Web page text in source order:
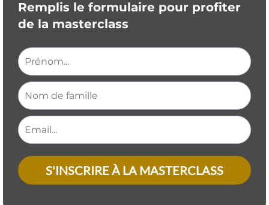
Remplis le formulaire pour profiter
de la masterclass
S'INSCRIRE À LA MASTERCLASS